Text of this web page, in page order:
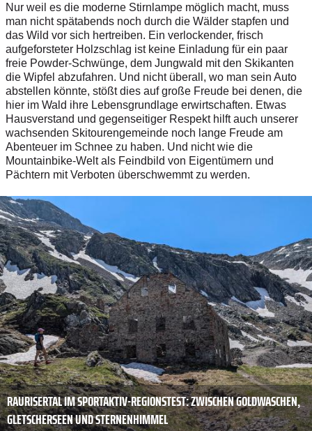
Nur weil es die moderne Stirnlampe möglich macht, muss
man nicht spätabends noch durch die Wälder stapfen und
das Wild vor sich hertreiben. Ein verlockender, frisch
aufgeforsteter Holzschlag ist keine Einladung für ein paar
freie Powder-Schwünge, dem Jungwald mit den Skikanten
die Wipfel abzufahren. Und nicht überall, wo man sein Auto
abstellen könnte, stößt dies auf große Freude bei denen, die
hier im Wald ihre Lebensgrundlage erwirtschaften. Etwas
Hausverstand und gegenseitiger Respekt hilft auch unserer
wachsenden Skitourengemeinde noch lange Freude am
Abenteuer im Schnee zu haben. Und nicht wie die
Mountainbike-­Welt als Feindbild von Eigentümern und
Pächtern mit Verboten überschwemmt zu werden.
RAURISERTAL IM SPORTAKTIV-REGIONSTEST: ZWISCHEN GOLDWASCHEN,
GLETSCHERSEEN UND STERNENHIMMEL